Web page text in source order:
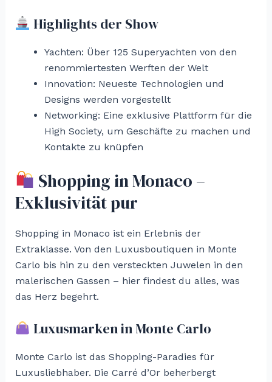
Highlights der Show
Yachten: Über 125 Superyachten von den
renommiertesten Werften der Welt
Innovation: Neueste Technologien und
Designs werden vorgestellt
Networking: Eine exklusive Plattform für die
High Society, um Geschäfte zu machen und
Kontakte zu knüpfen
Shopping in Monaco –
Exklusivität pur
Shopping in Monaco ist ein Erlebnis der
Extraklasse. Von den Luxusboutiquen in Monte
Carlo bis hin zu den versteckten Juwelen in den
malerischen Gassen – hier findest du alles, was
das Herz begehrt.
Luxusmarken in Monte Carlo
Monte Carlo ist das Shopping-Paradies für
Luxusliebhaber. Die Carré d’Or beherbergt